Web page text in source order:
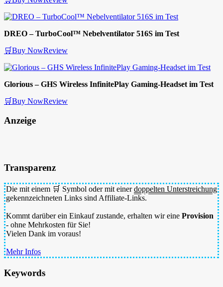
DREO – TurboCool™ Nebelventilator 516S im Test
🛒Buy NowReview
Glorious – GHS Wireless InfinitePlay Gaming-Headset im Test
🛒Buy NowReview
Anzeige
Transparenz
Die mit einem 🛒 Symbol oder mit einerdoppelten Unterstreichung
gekennzeichneten Links sind Affiliate-Links.
Kommt darüber ein Einkauf zustande, erhalten wir eine Provision
- ohne Mehrkosten für Sie!
Vielen Dank im voraus!
Mehr Infos
Keywords